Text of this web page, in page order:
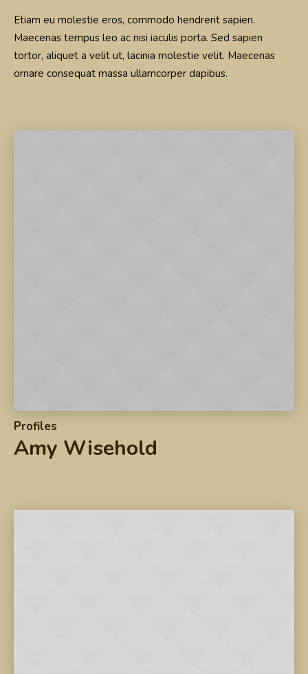
Etiam eu molestie eros, commodo hendrerit sapien.
Maecenas tempus leo ac nisi iaculis porta. Sed sapien
tortor, aliquet a velit ut, lacinia molestie velit. Maecenas
ornare consequat massa ullamcorper dapibus.
Profiles
Amy Wisehold